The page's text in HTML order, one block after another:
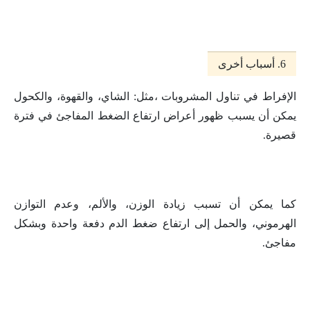
6. أسباب أخرى
الإفراط في تناول المشروبات ،مثل: الشاي، والقهوة، والكحول
يمكن أن يسبب ظهور أعراض ارتفاع الضغط المفاجئ في فترة
قصيرة.
كما يمكن أن تسبب زيادة الوزن، والألم، وعدم التوازن
الهرموني، والحمل إلى ارتفاع ضغط الدم دفعة واحدة وبشكل
مفاجئ.